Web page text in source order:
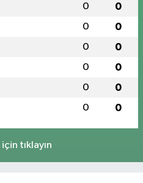
0 0
0 0
0 0
0 0
0 0
0 0
tıklayın